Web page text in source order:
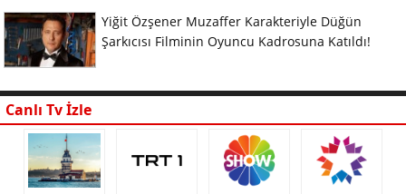
Yiğit Özşener Muzaffer Karakteriyle Düğün
Şarkıcısı Filminin Oyuncu Kadrosuna Katıldı!
Canlı Tv İzle